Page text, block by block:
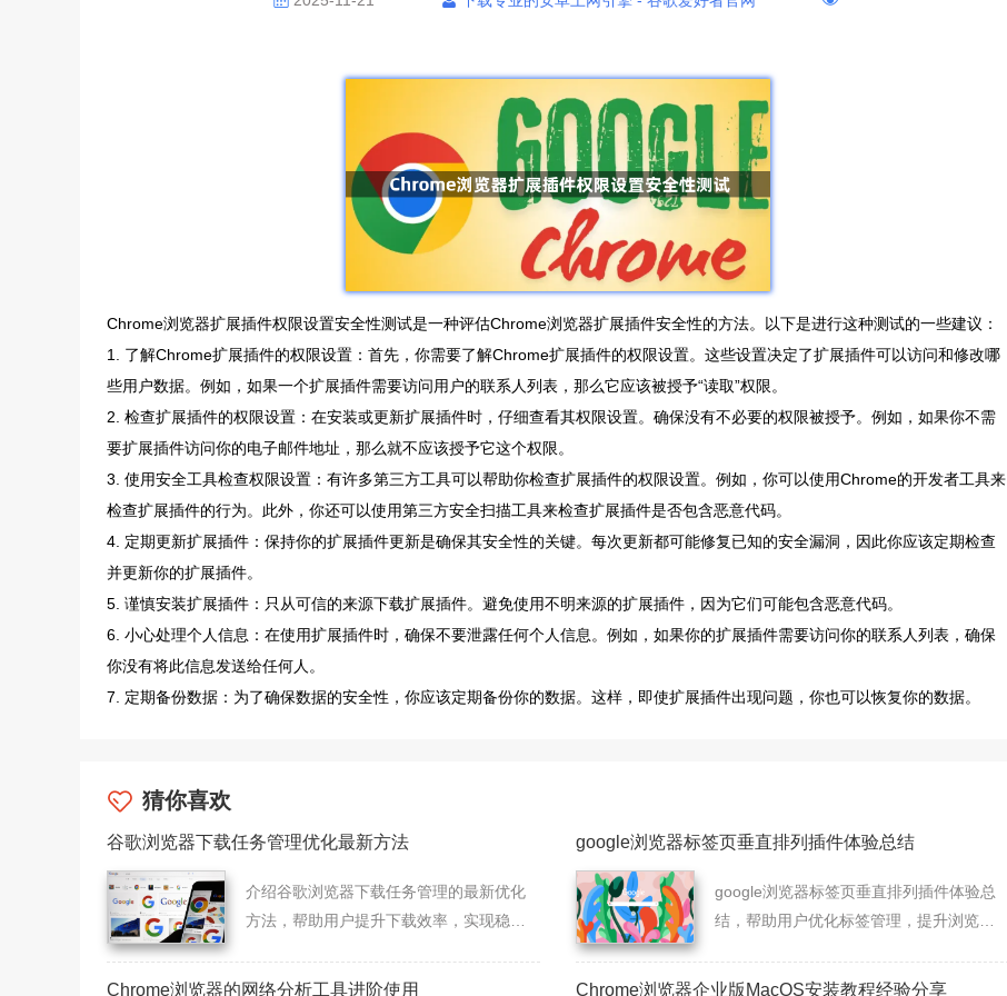
Chrome浏览器扩展插件权限设置安全性测试是一种评估Chrome浏览器扩展插件安全性的方法。以下是进行这种测试的一些建议：
1. 了解Chrome扩展插件的权限设置：首先，你需要了解Chrome扩展插件的权限设置。这些设置决定了扩展插件可以访问和修改哪
些用户数据。例如，如果一个扩展插件需要访问用户的联系人列表，那么它应该被授予“读取”权限。
2. 检查扩展插件的权限设置：在安装或更新扩展插件时，仔细查看其权限设置。确保没有不必要的权限被授予。例如，如果你不需
要扩展插件访问你的电子邮件地址，那么就不应该授予它这个权限。
3. 使用安全工具检查权限设置：有许多第三方工具可以帮助你检查扩展插件的权限设置。例如，你可以使用Chrome的开发者工具来
检查扩展插件的行为。此外，你还可以使用第三方安全扫描工具来检查扩展插件是否包含恶意代码。
4. 定期更新扩展插件：保持你的扩展插件更新是确保其安全性的关键。每次更新都可能修复已知的安全漏洞，因此你应该定期检查
并更新你的扩展插件。
5. 谨慎安装扩展插件：只从可信的来源下载扩展插件。避免使用不明来源的扩展插件，因为它们可能包含恶意代码。
6. 小心处理个人信息：在使用扩展插件时，确保不要泄露任何个人信息。例如，如果你的扩展插件需要访问你的联系人列表，确保
你没有将此信息发送给任何人。
7. 定期备份数据：为了确保数据的安全性，你应该定期备份你的数据。这样，即使扩展插件出现问题，你也可以恢复你的数据。
猜你喜欢
谷歌浏览器下载任务管理优化最新方法
介绍谷歌浏览器下载任务管理的最新优化
方法，帮助用户提升下载效率，实现稳定
google浏览器标签页垂直排列插件体验总结
google浏览器标签页垂直排列插件体验总
结，帮助用户优化标签管理，提升浏览效
Chrome浏览器的网络分析工具进阶使用 Chrome浏览器企业版MacOS安装教程经验分享